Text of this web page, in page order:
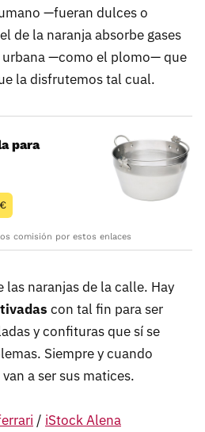
—fueran dulces o
de la naranja absorbe gases
—como el plomo— que
la disfrutemos tal cual.
para
€
comisión por estos enlaces
las naranjas de la calle. Hay
con tal fin para ser
y confituras que sí se
Siempre y cuando
a ser sus matices.
/ iStock Alena